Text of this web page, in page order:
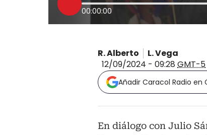
00:00:00
R. Alberto
L. Vega
12/09/2024 - 09:28 GMT-5
Añadir Caracol Radio en
En diálogo con Julio